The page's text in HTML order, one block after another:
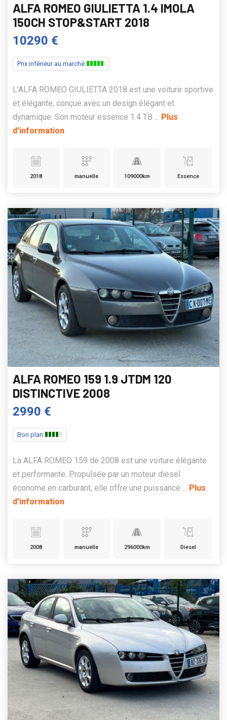
ALFA ROMEO GIULIETTA 1.4 IMOLA
150CH STOP&START 2018
10290 €
Prix inférieur au marché
L'ALFA ROMEO GIULIETTA 2018 est une voiture sportive
et élégante, conçue avec un design élégant et
dynamique. Son moteur essence 1.4 TB ... Plus
d'information
2018 manuelle 109000km Essence
ALFA ROMEO 159 1.9 JTDM 120
DISTINCTIVE 2008
2990 €
Bon plan
La ALFA ROMEO 159 de 2008 est une voiture élégante
et performante. Propulsée par un moteur diesel
économe en carburant, elle offre une puissance ... Plus
d'information
2008 manuelle 296000km Diesel